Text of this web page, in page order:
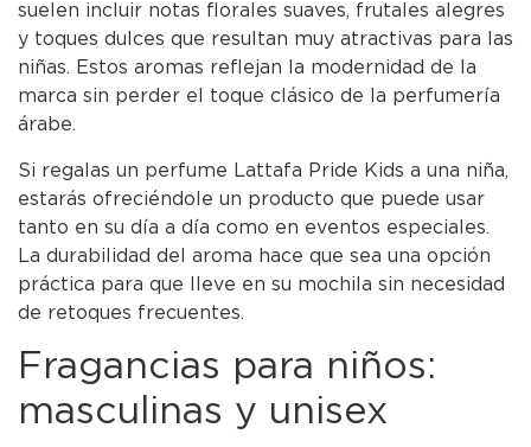
suelen incluir notas florales suaves, frutales alegres
y toques dulces que resultan muy atractivas para las
niñas. Estos aromas reflejan la modernidad de la
marca sin perder el toque clásico de la perfumería
árabe.
Si regalas un perfume Lattafa Pride Kids a una niña,
estarás ofreciéndole un producto que puede usar
tanto en su día a día como en eventos especiales.
La durabilidad del aroma hace que sea una opción
práctica para que lleve en su mochila sin necesidad
de retoques frecuentes.
Fragancias para niños:
masculinas y unisex